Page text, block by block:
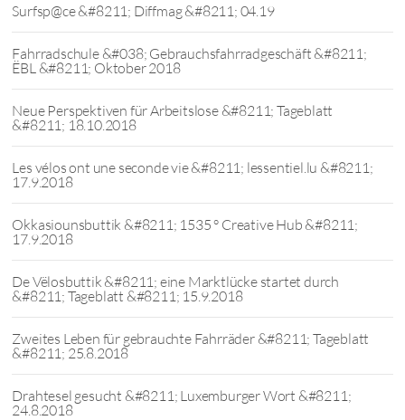
Surfsp@ce &#8211; Diffmag &#8211; 04.19
Fahrradschule &#038; Gebrauchsfahrradgeschäft &#8211;
ËBL &#8211; Oktober 2018
Neue Perspektiven für Arbeitslose &#8211; Tageblatt
&#8211; 18.10.2018
Les vélos ont une seconde vie &#8211; lessentiel.lu &#8211;
17.9.2018
Okkasiounsbuttik &#8211; 1535 ° Creative Hub &#8211;
17.9.2018
De Vëlosbuttik &#8211; eine Marktlücke startet durch
&#8211; Tageblatt &#8211; 15.9.2018
Zweites Leben für gebrauchte Fahrräder &#8211; Tageblatt
&#8211; 25.8.2018
Drahtesel gesucht &#8211; Luxemburger Wort &#8211;
24.8.2018